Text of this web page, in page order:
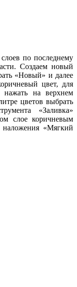
по последнему
Создаем новый
«Новый» и далее
цвет, для
на верхнем
цветов выбрать
«Заливка»
слое коричневым
«Мягкий